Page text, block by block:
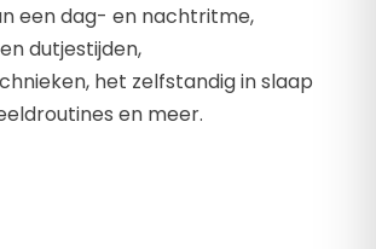
een dag- en nachtritme,
dutjestijden,
het zelfstandig in slaap
en meer.